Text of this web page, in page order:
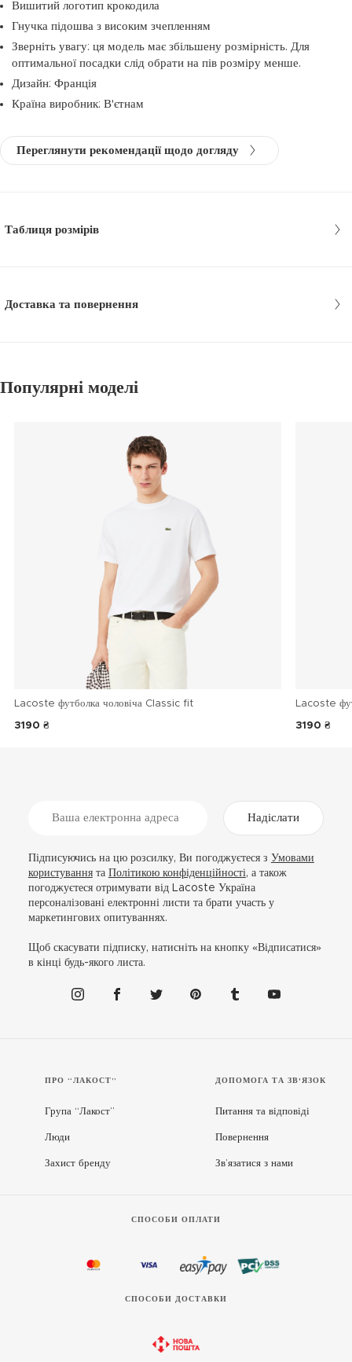
Вишитий логотип крокодила
Гнучка підошва з високим зчепленням
Зверніть увагу: ця модель має збільшену розмірність. Для
оптимальної посадки слід обрати на пів розміру менше.
Дизайн: Франція
Країна виробник: В'єтнам
Переглянути рекомендації щодо догляду
Таблиця розмірів
Доставка та повернення
Популярні моделі
Lacoste футболка чоловіча Classic fit
3190 ₴
Lacoste
3190 ₴
Надіслати
Підписуючись на цю розсилку, Ви погоджуєтеся з Умовами
користуваннята Політикою конфіденційності, а також
погоджуєтеся отримувати від Lacoste Україна
персоналізовані електронні листи та брати участь у
маркетингових опитуваннях.
Щоб скасувати підписку, натисніть на кнопку «Відписатися»
в кінці будь-якого листа.
ПРО “ЛАКОСТ”
Група “Лакост”
Люди
Захист бренду
ДОПОМОГА ТА ЗВ'ЯЗОК
Питання та відповіді
Повернення
Зв’язатися з нами
СПОСОБИ ОПЛАТИ
СПОСОБИ ДОСТАВКИ